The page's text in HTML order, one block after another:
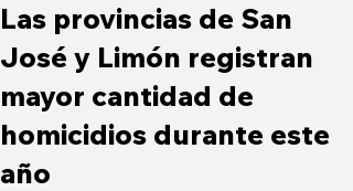
Las provincias de San
José y Limón registran
mayor cantidad de
homicidios durante este
año